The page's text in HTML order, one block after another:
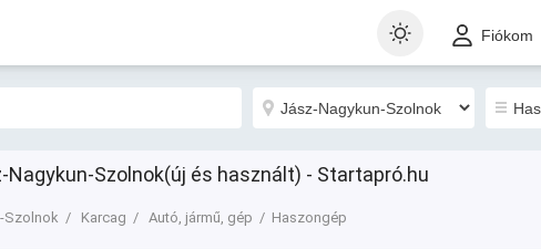
Fiókom
Szolnok(új és használt) - Startapró.hu
Szolnok Karcag Autó, jármű, gép Haszongép